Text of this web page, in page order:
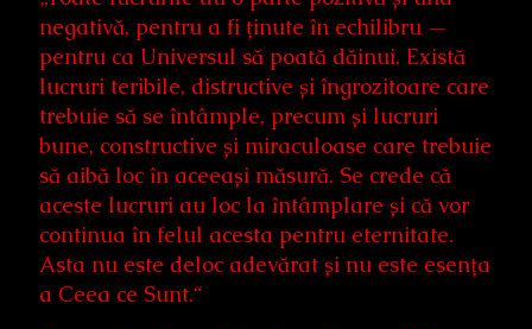
negativă, pentru a fi ținute în echilibru —
pentru ca Universul să poată dăinui. Există
lucruri teribile, distructive și îngrozitoare care
trebuie să se întâmple, precum și lucruri
bune, constructive și miraculoase care trebuie
să aibă loc în aceeași măsură. Se crede că
aceste lucruri au loc la întâmplare și că vor
continua în felul acesta pentru eternitate.
Asta nu este deloc adevărat și nu este esența
a Ceea ce Sunt.“